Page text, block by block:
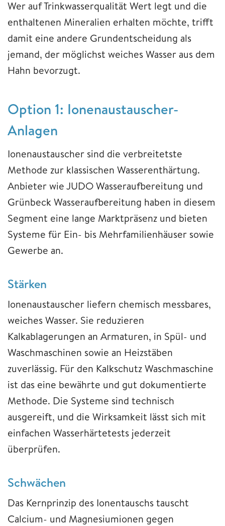
Wer auf Trinkwasserqualität Wert legt und die
enthaltenen Mineralien erhalten möchte, trifft
damit eine andere Grundentscheidung als
jemand, der möglichst weiches Wasser aus dem
Hahn bevorzugt.
Option 1: Ionenaustauscher-
Anlagen
Ionenaustauscher sind die verbreitetste
Methode zur klassischen Wasserenthärtung.
Anbieter wie JUDO Wasseraufbereitung und
Grünbeck Wasseraufbereitung haben in diesem
Segment eine lange Marktpräsenz und bieten
Systeme für Ein- bis Mehrfamilienhäuser sowie
Gewerbe an.
Stärken
Ionenaustauscher liefern chemisch messbares,
weiches Wasser. Sie reduzieren
Kalkablagerungen an Armaturen, in Spül- und
Waschmaschinen sowie an Heizstäben
zuverlässig. Für den Kalkschutz Waschmaschine
ist das eine bewährte und gut dokumentierte
Methode. Die Systeme sind technisch
ausgereift, und die Wirksamkeit lässt sich mit
einfachen Wasserhärtetests jederzeit
überprüfen.
Schwächen
Das Kernprinzip des Ionentauschs tauscht
Calcium- und Magnesiumionen gegen